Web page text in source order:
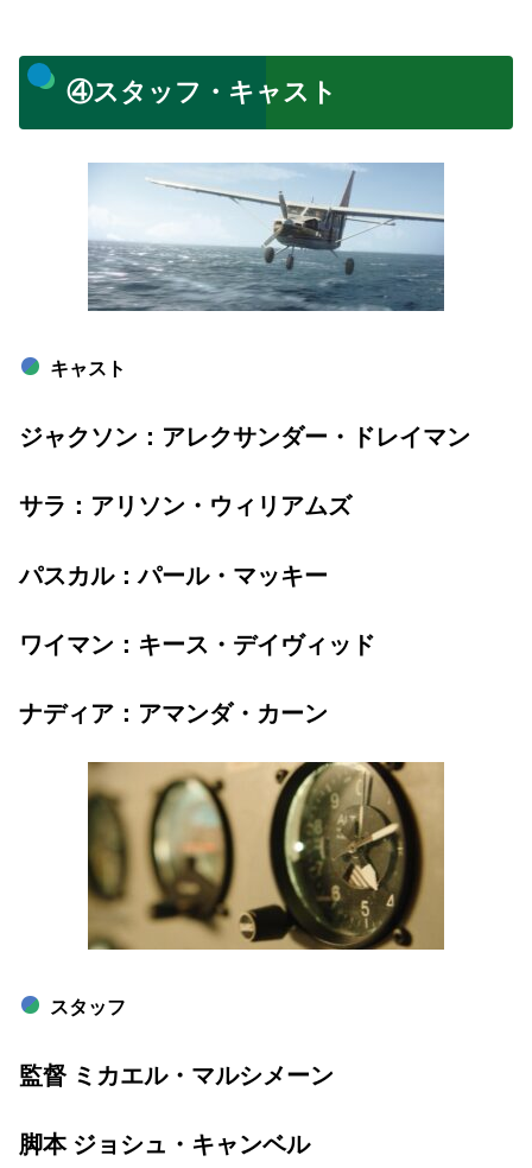
④スタッフ・キャスト
キャスト
ジャクソン：アレクサンダー・ドレイマン
サラ：アリソン・ウィリアムズ
パスカル：パール・マッキー
ワイマン：キース・デイヴィッド
ナディア：アマンダ・カーン
スタッフ
監督 ミカエル・マルシメーン
脚本 ジョシュ・キャンベル